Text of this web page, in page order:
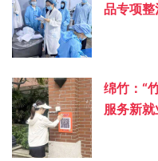
品专项
绵竹：“
服务新就